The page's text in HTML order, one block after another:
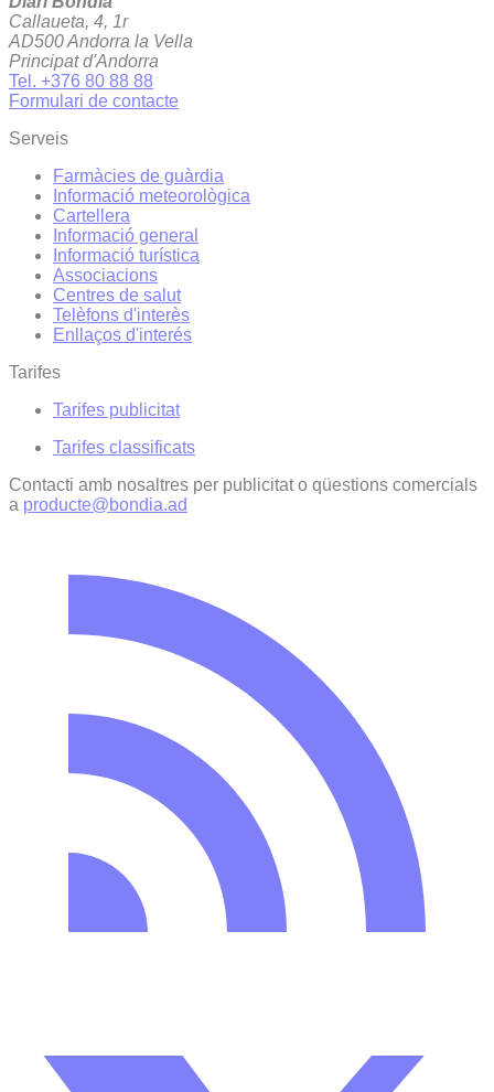
Callaueta, 4, 1r
AD500 Andorra la Vella
Principat d'Andorra
Tel. +376 80 88 88
Formulari de contacte
Serveis
Farmàcies de guàrdia
Informació meteorològica
Cartellera
Informació general
Informació turística
Associacions
Centres de salut
Telèfons d'interès
Enllaços d'interés
Tarifes
Tarifes publicitat
Tarifes classificats
Contacti amb nosaltres per publicitat o qüestions comercials
a producte@bondia.ad